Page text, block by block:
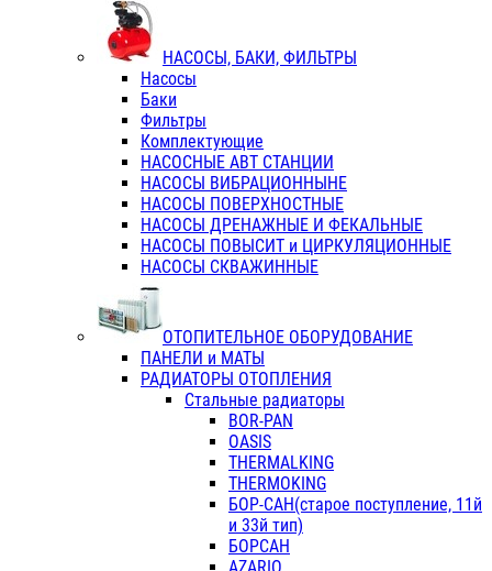
НАСОСЫ, БАКИ, ФИЛЬТРЫ
Насосы
Баки
Фильтры
Комплектующие
НАСОСНЫЕ АВТ СТАНЦИИ
НАСОСЫ ВИБРАЦИОННЫНЕ
НАСОСЫ ПОВЕРХНОСТНЫЕ
НАСОСЫ ДРЕНАЖНЫЕ И ФЕКАЛЬНЫЕ
НАСОСЫ ПОВЫСИТ и ЦИРКУЛЯЦИОННЫЕ
НАСОСЫ СКВАЖИННЫЕ
ОТОПИТЕЛЬНОЕ ОБОРУДОВАНИЕ
ПАНЕЛИ и МАТЫ
РАДИАТОРЫ ОТОПЛЕНИЯ
Стальные радиаторы
BOR-PAN
OASIS
THERMALKING
THERMOKING
БОР-САН(старое поступление, 11й
и 33й тип)
БОРСАН